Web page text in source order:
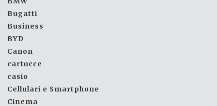
Bugatti
Business
BYD
Canon
cartucce
casio
Cellulari e Smartphone
Cinema